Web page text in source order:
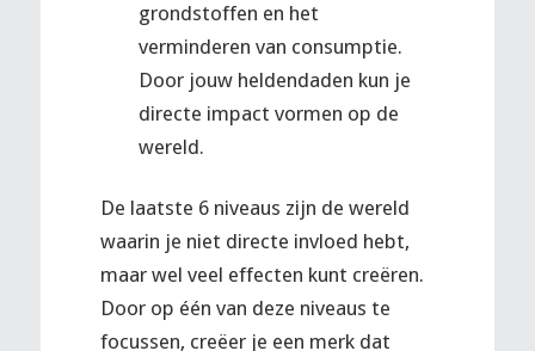
grondstoffen en het
verminderen van consumptie.
Door jouw heldendaden kun je
directe impact vormen op de
wereld.
De laatste 6 niveaus zijn de wereld
waarin je niet directe invloed hebt,
maar wel veel effecten kunt creëren.
Door op één van deze niveaus te
focussen, creëer je een merk dat